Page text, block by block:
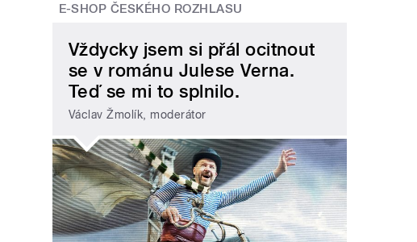
E-SHOP ČESKÉHO ROZHLASU
Vždycky jsem si přál ocitnout
se v románu Julese Verna.
Teď se mi to splnilo.
Václav Žmolík, moderátor